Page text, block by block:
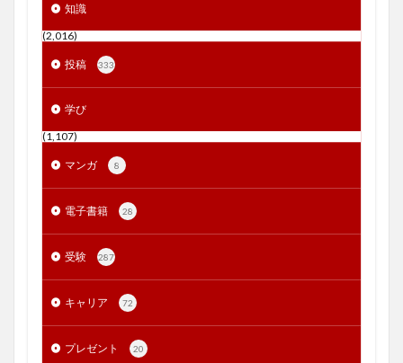
知識
(2,016)
投稿 333
学び
(1,107)
マンガ 8
電子書籍 28
受験 287
キャリア 72
プレゼント 20